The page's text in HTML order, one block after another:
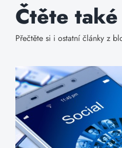
Čtěte také
Přečtěte si i ostatní články z